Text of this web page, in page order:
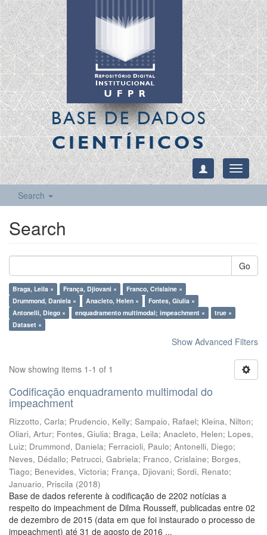
BASE DE DADOS
CIENTÍFICOS
Toggle
Search
Search
Go
Braga, Leila × França, Djiovani ×
Franco, Crislaine ×
Drummond, Daniela ×
Anacleto, Helen ×
Fontes, Giulia ×
Antonelli, Diego ×
enquadramento multimodal; impeachment ×
true ×
Dataset ×
Show Advanced Filters
Now showing items 1-1 of 1
Codificação enquadramento multimodal do
impeachment
Rizzotto, Carla; Prudencio, Kelly; Sampaio, Rafael; Kleina, Nilton;
Oliari, Artur; Fontes, Giulia; Braga, Leila; Anacleto, Helen; Lopes,
Luiz; Drummond, Daniela; Ferracioli, Paulo; Antonelli, Diego;
Neves, Dédallo; Petrucci, Gabriela; Franco, Crislaine; Borges,
Tiago; Benevides, Victoria; França, Djiovani; Sordi, Renato;
Januario, Priscila (2018)
Base de dados referente à codificação de 2202 notícias a
respeito do impeachment de Dilma Rousseff, publicadas entre 02
de dezembro de 2015 (data em que foi instaurado o processo de
impeachment) até 31 de agosto de 2016 ...